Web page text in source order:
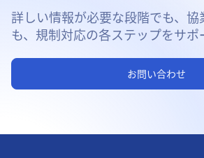
詳しい情報が必要な段階でも、
も、規制対応の各ステップをサポ
お問い合わせ